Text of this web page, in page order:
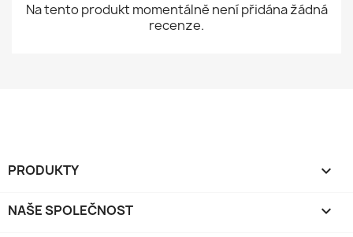
Na tento produkt momentálně není přidána žádná
recenze.
PRODUKTY 
NAŠE SPOLEČNOST 